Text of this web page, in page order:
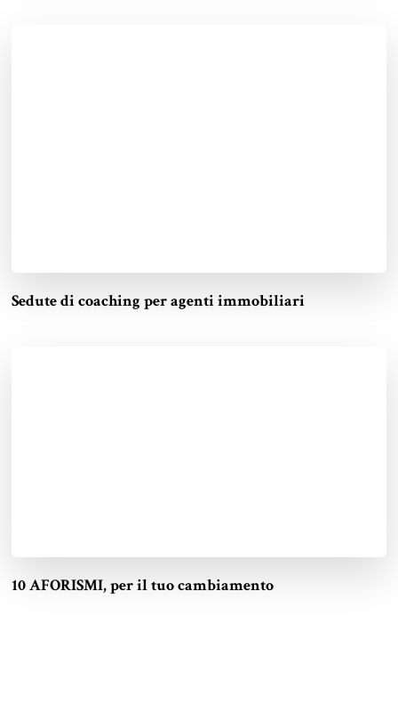
Sedute di coaching per agenti immobiliari
10 AFORISMI, per il tuo cambiamento